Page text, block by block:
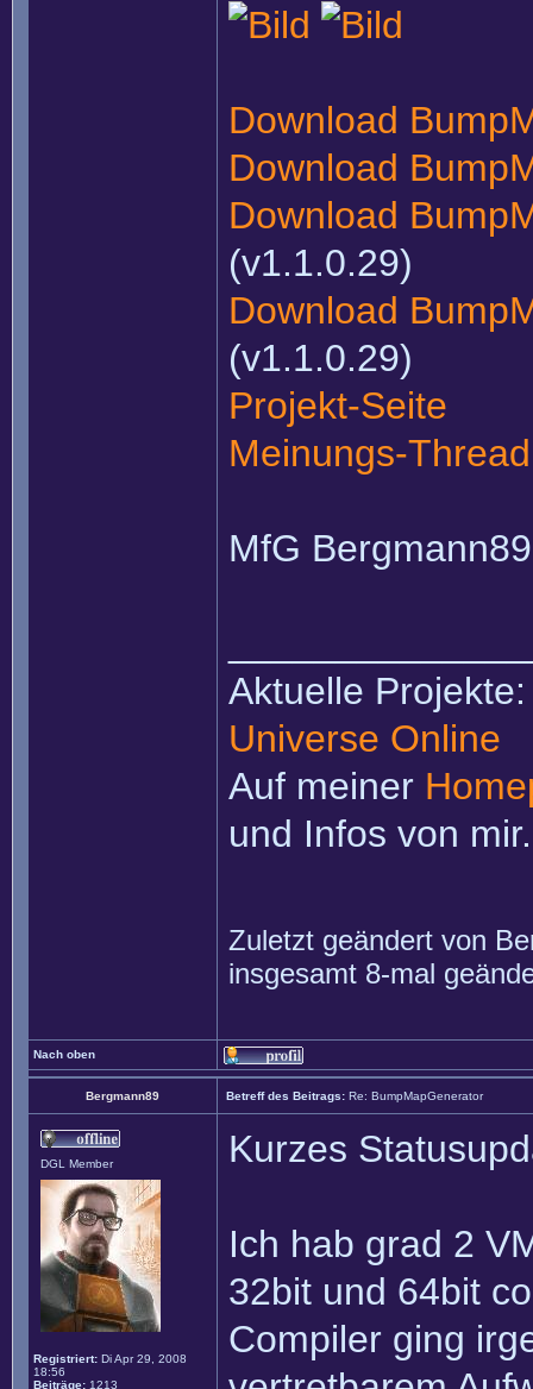
Download
Download
Download
(v1.1.0.29)
Download
(v1.1.0.29)
Projekt-Seite
Meinungs-Thread
MfG
Aktuelle
Universe Online
Auf meiner
und Infos von mir.
Zuletzt geändert von
insgesamt 8-mal
Nach oben
Bergmann89 Betreff des Beitrags: Re: BumpMapGenerator
DGL Member
Registriert: Di Apr 29, 2008
18:56
Beiträge: 1213
Kurzes
Ich hab grad 2
32bit und 64bit
Compiler ging